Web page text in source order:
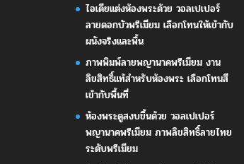
ไอเดียแต่งห้องพระด้วย วอลเปเปอร์
ลายดอกบัวพรีเมียม เลือกโทนให้เข้ากับ
ผนังจริงและพื้น
ภาพพิมพ์ลายพญานาคพรีเมียม งาน
ลิขสิทธิ์แท้สำหรับห้องพระ เลือกโทนสี
เข้ากับพื้นที่
ห้องพระดูสงบขึ้นด้วย วอลเปเปอร์
พญานาคพรีเมียม ภาพลิขสิทธิ์ลายไทย
ระดับพรีเมียม